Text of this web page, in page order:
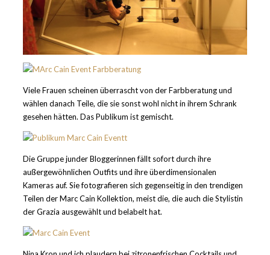
Viele Frauen scheinen überrascht von der Farbberatung und
wählen danach Teile, die sie sonst wohl nicht in ihrem Schrank
gesehen hätten. Das Publikum ist gemischt.
Die Gruppe junder Bloggerinnen fällt sofort durch ihre
außergewöhnlichen Outfits und ihre überdimensionalen
Kameras auf. Sie fotografieren sich gegenseitig in den trendigen
Teilen der Marc Cain Kollektion, meist die, die auch die Stylistin
der Grazia ausgewählt und belabelt hat.